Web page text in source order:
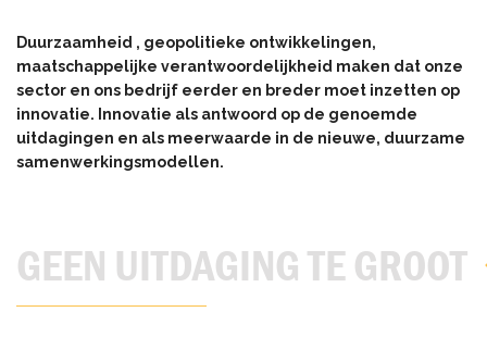
Duurzaamheid , geopolitieke ontwikkelingen,
maatschappelijke verantwoordelijkheid maken dat onze
sector en ons bedrijf eerder en breder moet inzetten op
innovatie. Innovatie als antwoord op de genoemde
uitdagingen en als meerwaarde in de nieuwe, duurzame
samenwerkingsmodellen.
GEEN UITDAGING TE GROOT